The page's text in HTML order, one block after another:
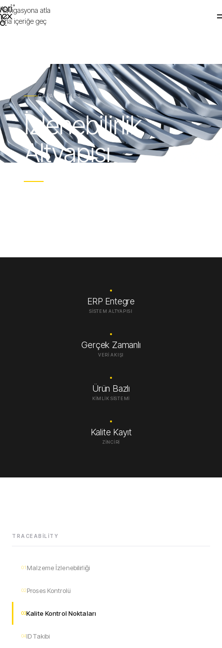
Navigasyona atla
Ana içeriğe geç
CAPABILITIES
İzlenebilirlik
Altyapısı
ERP Entegre
SISTEM ALTYAPISI
Gerçek Zamanlı
VERI AKIŞI
Ürün Bazlı
KIMLIK SISTEMI
Kalite Kayıt
ZINCIRI
TRACEABILITY
01 Malzeme İzlenebilirliği
02Proses Kontrolü
03Kalite Kontrol Noktaları
04ID Takibi
WORIMEX
Satış
Markalar
Dökümantasyon
Sürdürülebilirlik